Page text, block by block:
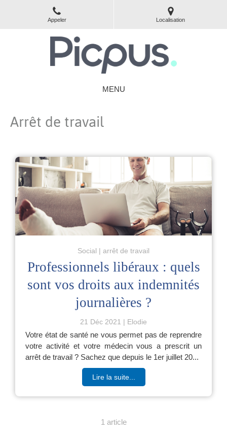
Appeler Localisation
MENU
Arrêt de travail
Social arrêt de travail
Professionnels libéraux : quels
sont vos droits aux indemnités
journalières ?
21 Déc 2021 Elodie
Votre état de santé ne vous permet pas de reprendre
votre activité et votre médecin vous a prescrit un
arrêt de travail ? Sachez que depuis le 1er juillet 20...
Lire la suite...
1 article